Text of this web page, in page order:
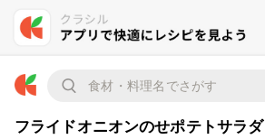
フライドオニオンのせポテトサラダ